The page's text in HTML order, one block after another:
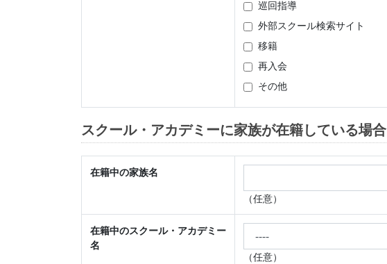
巡回指導
外部スクール検索サイト
移籍
再入会
その他
スクール・アカデミーに家族が在籍している場合
在籍中の家族名
（任意）
在籍中のスクール・アカデミー
名
（任意）